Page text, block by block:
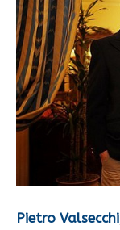
Pietro Valsecchi